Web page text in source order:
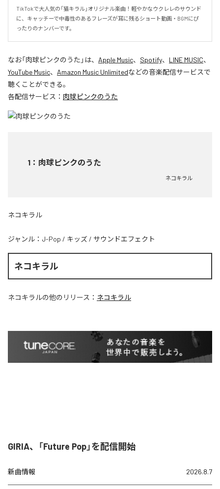
TikTokで大人気の「猫キラル」オリジナル楽曲！軽やかなウクレレのサウンド
に、キャッチーで中毒性のあるフレーズが耳に残るショート動画・BGMにぴ
ったりのナンバーです。
なお「肉球ピンクのうた 」は、 Apple Music、 Spotify、 LINE MUSIC、
YouTube Music、 Amazon Music Unlimitedなどの音楽配信サービスで
聴くことができる。
各配信サービス： 肉球ピンクのうた
1 ： 肉球ピンクのうた
ネコキラル
ネコキラル
ジャンル： J-Pop / キッズ / サウンドエフェクト
ネコキラル
ネコキラルの他のリリース： ネコキラル
GIRIA、「Future Pop」を配信開始
新曲情報 2026.8.7